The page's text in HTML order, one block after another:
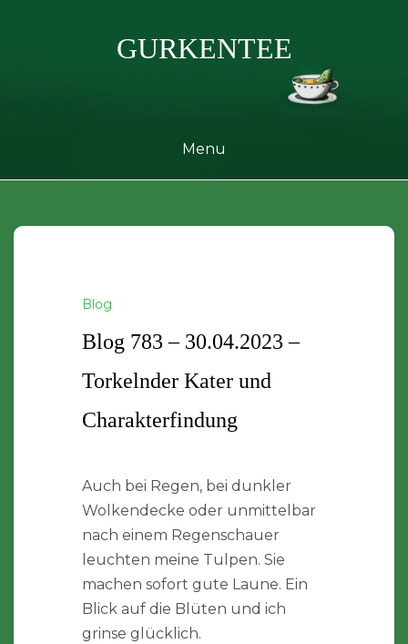
GURKENTEE
Menu
Blog
Blog 783 – 30.04.2023 –
Torkelnder Kater und
Charakterfindung
Auch bei Regen, bei dunkler
Wolkendecke oder unmittelbar
nach einem Regenschauer
leuchten meine Tulpen. Sie
machen sofort gute Laune. Ein
Blick auf die Blüten und ich
grinse glücklich.